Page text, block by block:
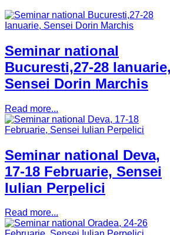
Seminar national
Bucuresti,27-28 Ianuarie,
Sensei Dorin Marchis
Read more...
Seminar national Deva,
17-18 Februarie, Sensei
Iulian Perpelici
Read more...